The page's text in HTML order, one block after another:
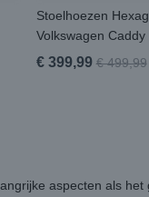
Stoelhoezen
Volkswagen Caddy
€ 399,99 € 499,99
aspecten als